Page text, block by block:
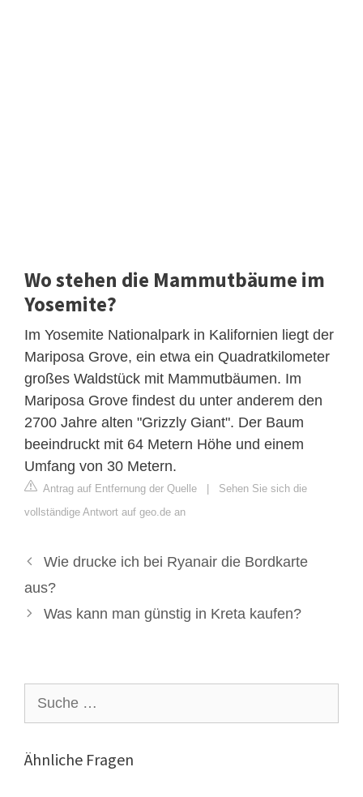
Wo stehen die Mammutbäume im
Yosemite?
Im Yosemite Nationalpark in Kalifornien liegt der
Mariposa Grove, ein etwa ein Quadratkilometer
großes Waldstück mit Mammutbäumen. Im
Mariposa Grove findest du unter anderem den
2700 Jahre alten "Grizzly Giant". Der Baum
beeindruckt mit 64 Metern Höhe und einem
Umfang von 30 Metern.
Antrag auf Entfernung der Quelle | Sehen Sie sich die
vollständige Antwort auf geo.de an
Wie drucke ich bei Ryanair die Bordkarte
aus?
Was kann man günstig in Kreta kaufen?
nach:
Ähnliche Fragen